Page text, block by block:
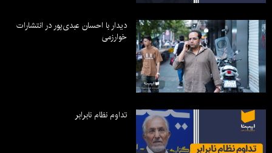
دیدار با احسان عبدی‌پور در انتشارات
خوارزمی
تداوم نظام نابرابر